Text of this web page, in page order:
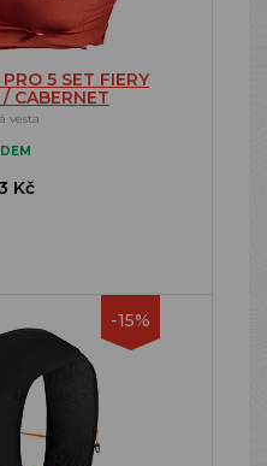
5 SET FIERY
CABERNET
vesta
Kč
-15%